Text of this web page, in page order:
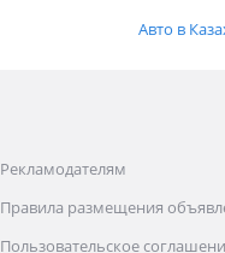
Авто в
Рекламодателям
Правила размещения
Пользовательское